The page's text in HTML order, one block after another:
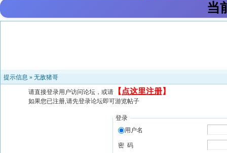
当
提示信息 » 无敌猪哥
请直接登录用户访问论坛，或请 【 点这里注册】
如果您已注册,请先登录论坛即可游览帖子
登录
用户名
密 码